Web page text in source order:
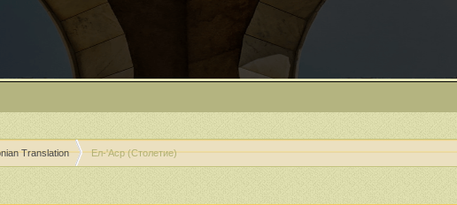
Translation Ел-'Аср (Столетие)